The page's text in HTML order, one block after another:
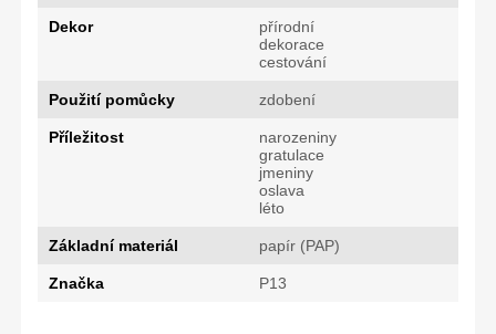
Dekor
přírodní
dekorace
cestování
Použití pomůcky zdobení
Příležitost
narozeniny
gratulace
jmeniny
oslava
léto
Základní materiál papír (PAP)
Značka P13